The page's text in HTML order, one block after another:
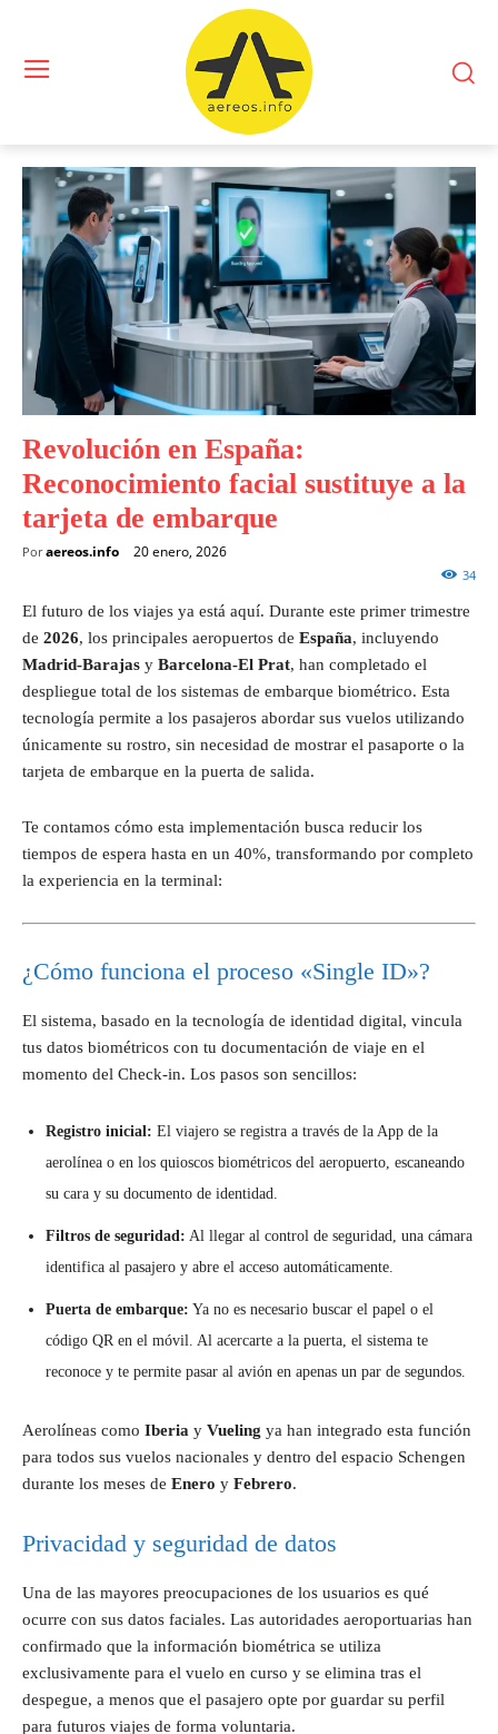
Revolución en España:
Reconocimiento facial sustituye a la
tarjeta de embarque
Por aereos.info 20 enero, 2026
34
El futuro de los viajes ya está aquí. Durante este primer trimestre
de 2026, los principales aeropuertos de España, incluyendo
Madrid-Barajas y Barcelona-El Prat, han completado el
despliegue total de los sistemas de embarque biométrico. Esta
tecnología permite a los pasajeros abordar sus vuelos utilizando
únicamente su rostro, sin necesidad de mostrar el pasaporte o la
tarjeta de embarque en la puerta de salida.
Te contamos cómo esta implementación busca reducir los
tiempos de espera hasta en un 40%, transformando por completo
la experiencia en la terminal:
¿Cómo funciona el proceso «Single ID»?
El sistema, basado en la tecnología de identidad digital, vincula
tus datos biométricos con tu documentación de viaje en el
momento del Check-in. Los pasos son sencillos:
Registro inicial: El viajero se registra a través de la App de la
aerolínea o en los quioscos biométricos del aeropuerto, escaneando
su cara y su documento de identidad.
Filtros de seguridad: Al llegar al control de seguridad, una cámara
identifica al pasajero y abre el acceso automáticamente.
Puerta de embarque: Ya no es necesario buscar el papel o el
código QR en el móvil. Al acercarte a la puerta, el sistema te
reconoce y te permite pasar al avión en apenas un par de segundos.
Aerolíneas como Iberia y Vueling ya han integrado esta función
para todos sus vuelos nacionales y dentro del espacio Schengen
durante los meses de Enero y Febrero.
Privacidad y seguridad de datos
Una de las mayores preocupaciones de los usuarios es qué
ocurre con sus datos faciales. Las autoridades aeroportuarias han
confirmado que la información biométrica se utiliza
exclusivamente para el vuelo en curso y se elimina tras el
despegue, a menos que el pasajero opte por guardar su perfil
para futuros viajes de forma voluntaria.